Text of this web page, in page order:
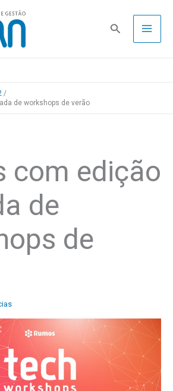
Pesquisa
de workshops de verão
com edição
de
de